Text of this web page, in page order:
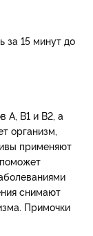
за 15 минут до
А, В1 и В2, а
организм,
применяют
снимают
Примочки